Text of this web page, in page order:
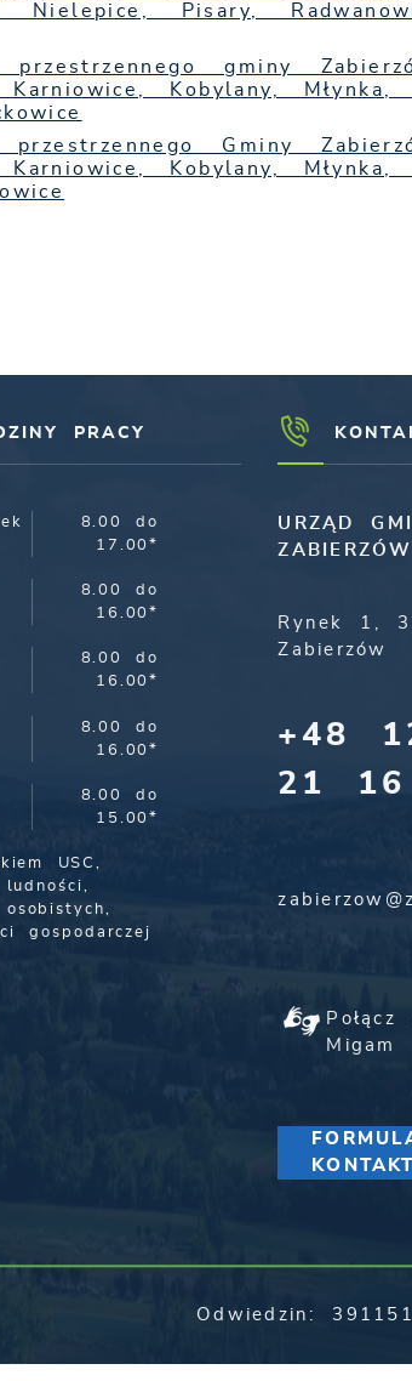
Nielepice, Pisary,
przestrzennego gminy
Kobylany, Młynka,
przestrzennego Gminy
Kobylany, Młynka,
PRACY
8.00 do
17.00*
8.00 do
16.00*
8.00 do
16.00*
8.00 do
16.00*
8.00 do
15.00*
USC,
gospodarczej
URZĄD
ZABIERZÓW
Rynek 1,
Zabierzów
+48
21 16
Połącz
Migam
Odwiedzin: